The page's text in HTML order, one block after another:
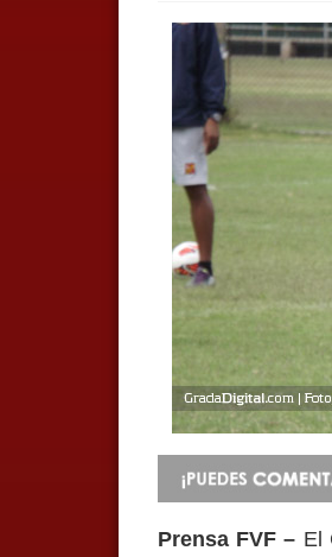
Prensa FVF – El